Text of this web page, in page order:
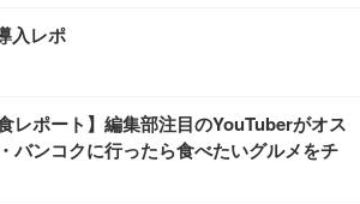
入レポ
レポート】編集部注目のYouTuberがオス
バンコクに行ったら食べたいグルメをチ